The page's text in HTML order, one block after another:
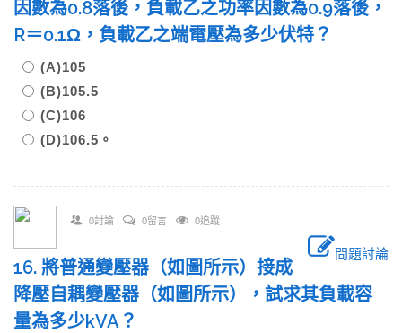
因數為0.8落後，負載乙之功率因數為0.9落後，
R＝0.1Ω，負載乙之端電壓為多少伏特？
(A)105
(B)105.5
(C)106
(D)106.5。
0討論 0留言 0追蹤
問題討論
16. 將普通變壓器（如圖所示）接成
降壓自耦變壓器（如圖所示），試求其負載容
量為多少kVA？